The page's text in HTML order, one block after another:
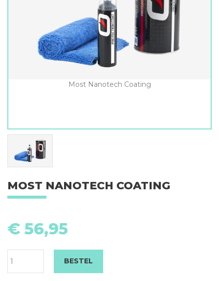
Most Nanotech Coating
MOST NANOTECH COATING
€ 56,95
BESTEL